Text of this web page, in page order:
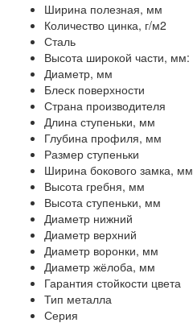
Ширина полезная, мм
Количество цинка, г/м2
Сталь
Высота широкой части, мм:
Диаметр, мм
Блеск поверхности
Страна производителя
Длина ступеньки, мм
Глубина профиля, мм
Размер ступеньки
Ширина бокового замка, мм
Высота гребня, мм
Высота ступеньки, мм
Диаметр нижний
Диаметр верхний
Диаметр воронки, мм
Диаметр жёлоба, мм
Гарантия стойкости цвета
Тип металла
Серия